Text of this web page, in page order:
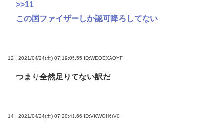
>>11
この国ファイザーしか認可降ろしてない
12 : 2021/04/24(土) 07:19:05.55 ID:WEOEXAOYF
つまり全然足りてない訳だ
14 : 2021/04/24(土) 07:20:41.66 ID:VKWOH6rV0